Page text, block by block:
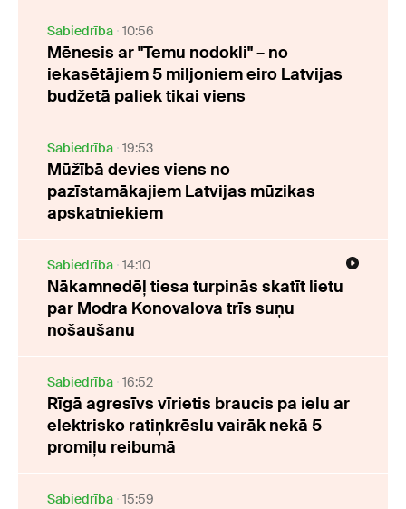
Sabiedrība 10:56
Mēnesis ar "Temu nodokli" – no
iekasētājiem 5 miljoniem eiro Latvijas
budžetā paliek tikai viens
Sabiedrība 19:53
Mūžībā devies viens no
pazīstamākajiem Latvijas mūzikas
apskatniekiem
Sabiedrība 14:10
Nākamnedēļ tiesa turpinās skatīt lietu
par Modra Konovalova trīs suņu
nošaušanu
Sabiedrība 16:52
Rīgā agresīvs vīrietis braucis pa ielu ar
elektrisko ratiņkrēslu vairāk nekā 5
promiļu reibumā
Sabiedrība 15:59